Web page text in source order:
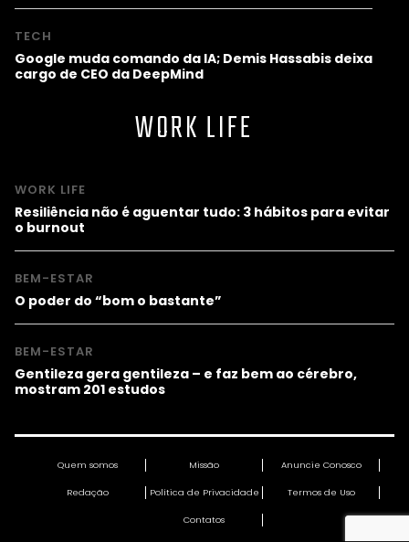
TECH
Google muda comando da IA; Demis Hassabis deixa
cargo de CEO da DeepMind
WORK LIFE
WORK LIFE
Resiliência não é aguentar tudo: 3 hábitos para evitar
o burnout
BEM-ESTAR
O poder do “bom o bastante”
BEM-ESTAR
Gentileza gera gentileza – e faz bem ao cérebro,
mostram 201 estudos
Quem somos Missão Anuncie Conosco
Redação Política de Privacidade Termos de Uso
Contatos